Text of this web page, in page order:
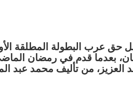
حق عرب البطولة المطلقة
بعدما قدم في رمضان
العزيز، من تأليف محمد عبد